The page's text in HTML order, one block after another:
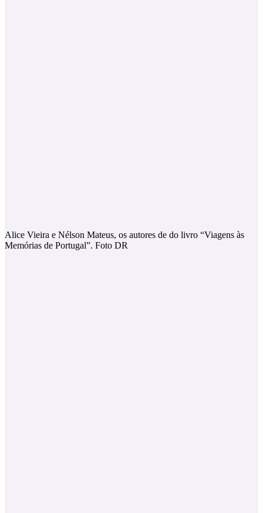
Alice Vieira e Nélson Mateus, os autores de do livro “Viagens às
Memórias de Portugal”. Foto DR